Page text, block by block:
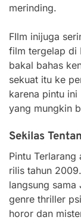
merinding.
FIlm inijuga
film tergelap di
bakal bahas
sekuat itu ke
karena pintu
yang mungkin
Sekilas
Pintu
rilis tahun
langsung
genre thriller
horor dan